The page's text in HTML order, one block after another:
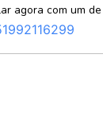
agora com um